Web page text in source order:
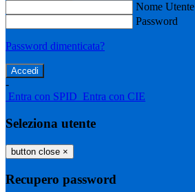
Nome Utente
Password
Password dimenticata?
-
Entra con SPID Entra con CIE
Seleziona utente
button close ×
Recupero password